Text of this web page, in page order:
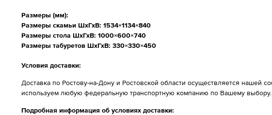
Размеры (мм):
Размеры скамьи ШхГхВ: 1534×1134×840
Размеры стола ШхГхВ: 1000×600×740
Размеры табуретов ШхГхВ: 330×330×450
Условия доставки:
Доставка по Ростову-на-Дону и Ростовской области осуществляется нашей
используем любую федеральную транспортную компанию по Вашему выбору.
Подробная информация об условиях доставки: